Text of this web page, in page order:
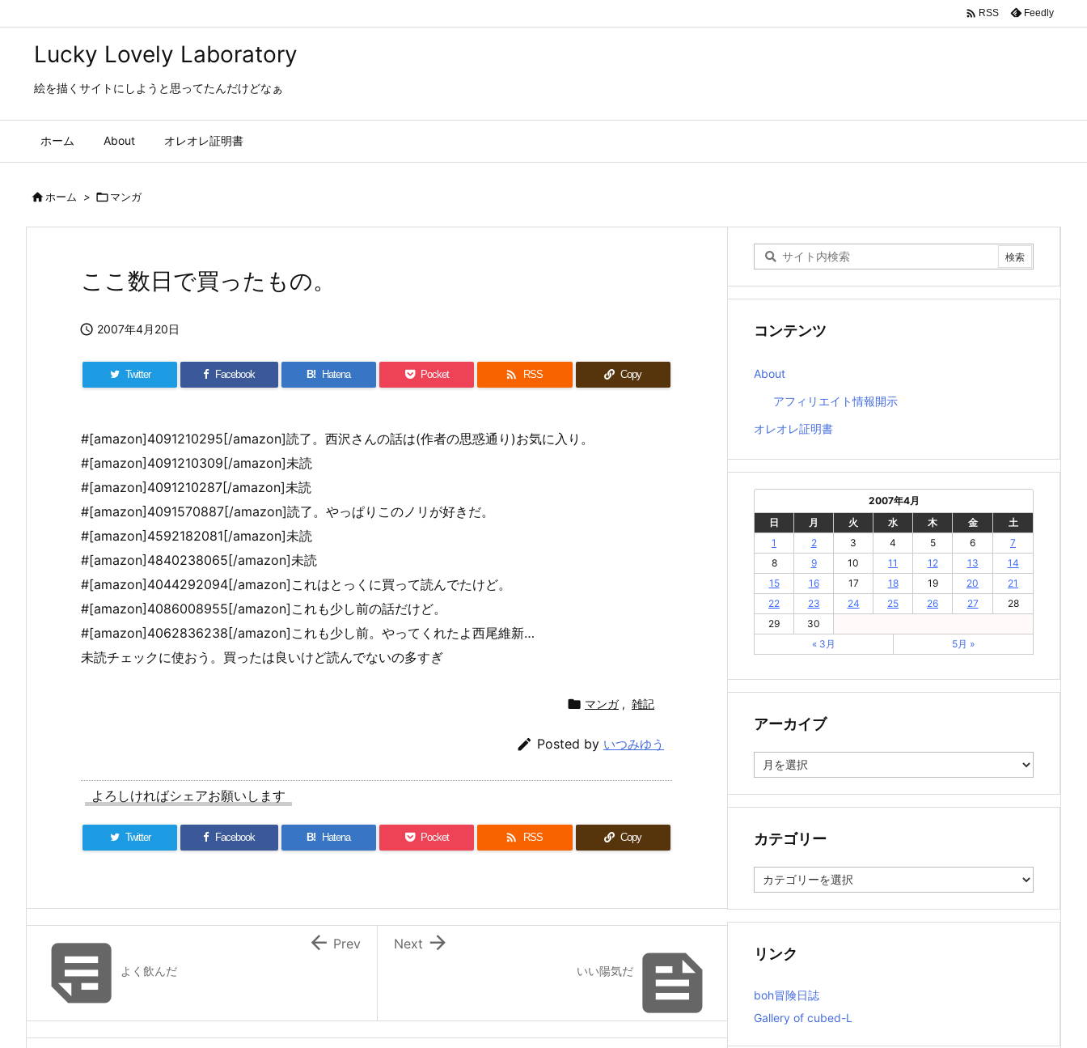
Lucky Lovely Laboratory
絵を描くサイトにしようと思ってたんだけどなぁ
ホーム About オレオレ証明書
 RSS Feedly
ホーム > マンガ
ここ数日で買ったもの。
 2007年4月20日
Twitter Facebook B! Hatena Pocket  RSS Copy
#[amazon]4091210295[/amazon]読了。西沢さんの話は(作者の思惑通り)お気に入り。
#[amazon]4091210309[/amazon]未読
#[amazon]4091210287[/amazon]未読
#[amazon]4091570887[/amazon]読了。やっぱりこのノリが好きだ。
#[amazon]4592182081[/amazon]未読
#[amazon]4840238065[/amazon]未読
#[amazon]4044292094[/amazon]これはとっくに買って読んでたけど。
#[amazon]4086008955[/amazon]これも少し前の話だけど。
#[amazon]4062836238[/amazon]これも少し前。やってくれたよ西尾維新…
未読チェックに使おう。買ったは良いけど読んでないの多すぎ
 マンガ , 雑記
 Posted by いつみゆう
よろしければシェアお願いします
Twitter Facebook B! Hatena Pocket  RSS Copy

いい陽気だ

Next
よく飲んだ
 Prev
コンテンツ
About
アフィリエイト情報開示
オレオレ証明書
2007年4月
日
月 火 水 木 金
土
1
2 3 4 5 6
7
8
9 10 11 12 13
14
15
16 17 18 19 20
21
22
23 24 25 26 27
28
29
30
« 3月
5月 »
アーカイブ
ー
イ
カテゴリー
テ
リ
リンク
boh冒険日誌
Gallery of cubed-L